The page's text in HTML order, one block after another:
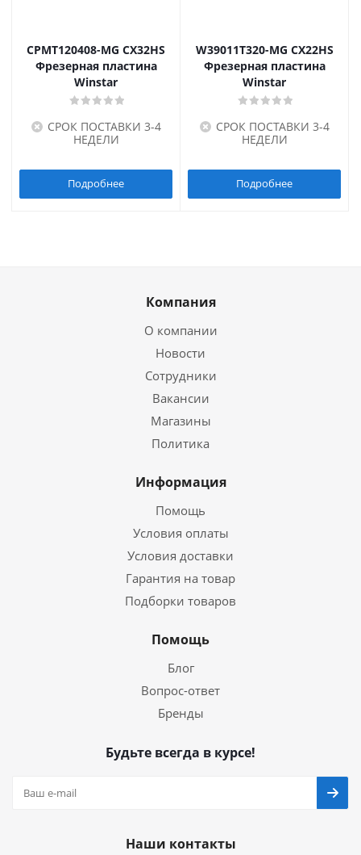
CPMT120408-MG CX32HS
Фрезерная пластина
Winstar
СРОК ПОСТАВКИ 3-4
НЕДЕЛИ
Подробнее
W39011T320-MG CX22HS
Фрезерная пластина
Winstar
СРОК ПОСТАВКИ 3-4
НЕДЕЛИ
Подробнее
Компания
О компании
Новости
Сотрудники
Вакансии
Магазины
Политика
Информация
Помощь
Условия оплаты
Условия доставки
Гарантия на товар
Подборки товаров
Помощь
Блог
Вопрос-ответ
Бренды
Будьте всегда в курсе!
Наши контакты